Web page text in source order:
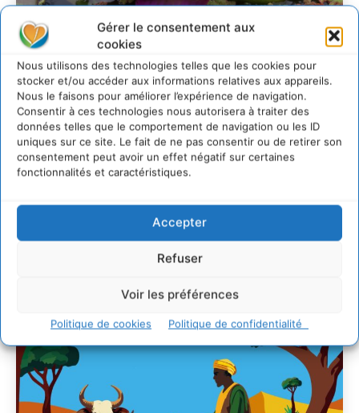
Gérer le consentement aux
cookies
Nous utilisons des technologies telles que les cookies pour
stocker et/ou accéder aux informations relatives aux appareils.
Nous le faisons pour améliorer l’expérience de navigation.
Consentir à ces technologies nous autorisera à traiter des
données telles que le comportement de navigation ou les ID
uniques sur ce site. Le fait de ne pas consentir ou de retirer son
consentement peut avoir un effet négatif sur certaines
fonctionnalités et caractéristiques.
Accepter
Refuser
Voir les préférences
Politique de cookies Politique de confidentialité
Transformer les
territoires par le
dialogue et la
coopération avec un
Commun
d’Accompagnement des
Transitions
7 AOÛT 2026